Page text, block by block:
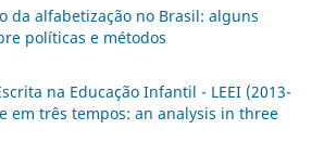
da alfabetização no Brasil: alguns
políticas e métodos
na Educação Infantil - LEEI (2013-
em três tempos: an analysis in three